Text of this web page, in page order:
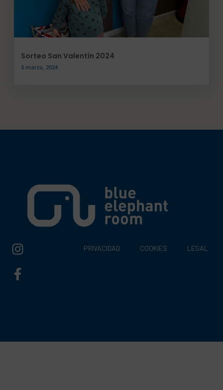
Sorteo San Valentín 2024
5 marzo, 2024
PRIVACIDAD COOKIES LEGAL